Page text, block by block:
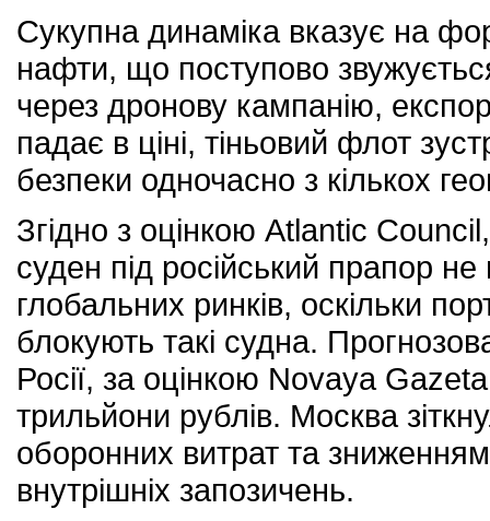
Сукупна динаміка вказує на
нафти, що поступово
через дронову кампанію,
падає в ціні, тіньовий флот
безпеки одночасно з кількох
Згідно з оцінкою Atlantic
суден під російський прапор
глобальних ринків, оскільки
блокують такі судна.
Росії, за оцінкою Novaya
трильйони рублів. Москва
оборонних витрат та
внутрішніх запозичень.